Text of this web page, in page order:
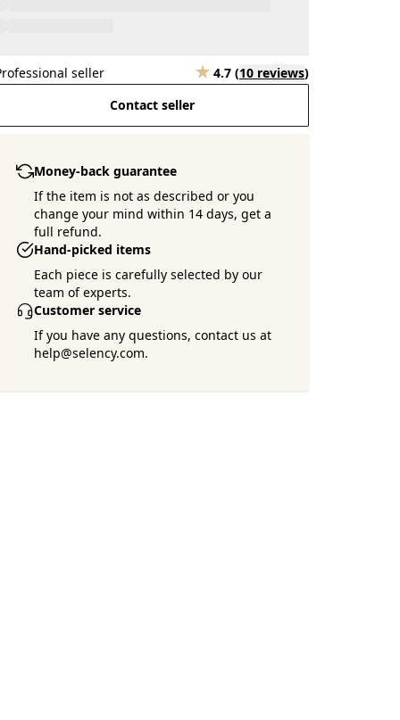
seller 4.7 (10 reviews)
Contact seller
Money-back guarantee
If the item is not as described or you
change your mind within 14 days, get a
full refund.
Hand-picked items
Each piece is carefully selected by our
team of experts.
Customer service
If you have any questions, contact us at
help@selency.com.